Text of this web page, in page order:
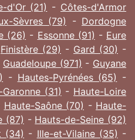
d'Or (21) - Côtes-d'Armor
Sèvres (79) - Dordogne
(26) - Essonne (91) - Eure
Finistère (29) - Gard (30) -
Guadeloupe (971) - Guyane
- Hautes-Pyrénées (65) -
(31) - Haute-Loire
Haute-Saône (70) - Haute-
(87) - Hauts-de-Seine (92)
(34) - Ille-et-Vilaine (35) -